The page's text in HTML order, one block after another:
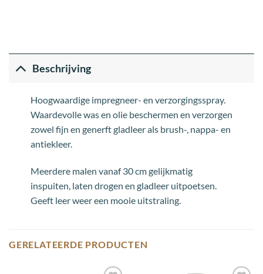
Beschrijving
Hoogwaardige impregneer- en verzorgingsspray.
Waardevolle was en olie beschermen en verzorgen
zowel fijn en generft gladleer als brush-, nappa- en
antiekleer.
Meerdere malen vanaf 30 cm gelijkmatig
inspuiten, laten drogen en gladleer uitpoetsen.
Geeft leer weer een mooie uitstraling.
GERELATEERDE PRODUCTEN